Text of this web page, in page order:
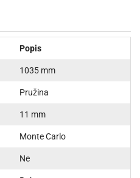
Popis
1035 mm
Pružina
11 mm
Monte Carlo
Ne